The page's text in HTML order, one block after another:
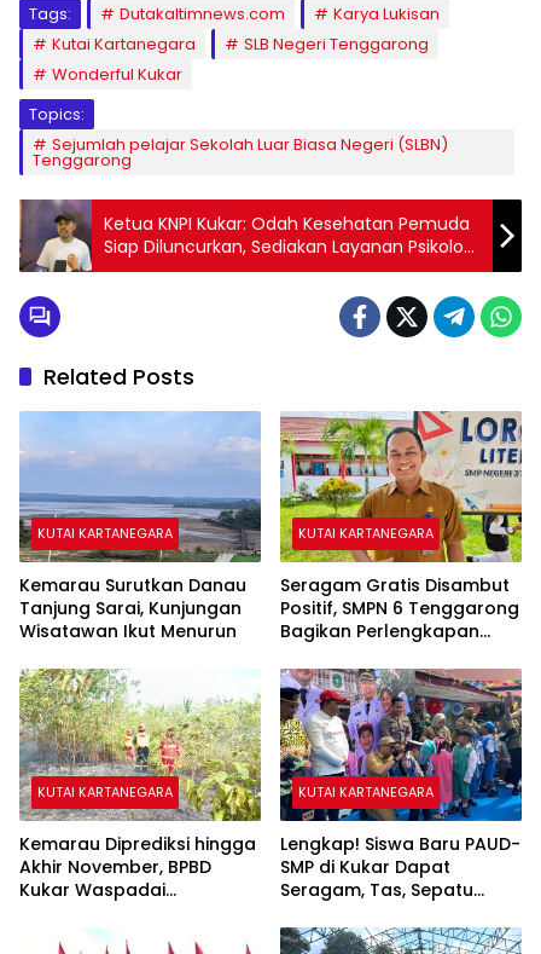
Tags: Dutakaltimnews.com
Karya Lukisan
Kutai Kartanegara
SLB Negeri Tenggarong
Wonderful Kukar
Topics:
Sejumlah pelajar Sekolah Luar Biasa Negeri (SLBN)
Tenggarong
Ketua KNPI Kukar: Odah Kesehatan Pemuda
Siap Diluncurkan, Sediakan Layanan Psikolog
Gratis
Related Posts
KUTAI KARTANEGARA
Kemarau Surutkan Danau
Tanjung Sarai, Kunjungan
Wisatawan Ikut Menurun
KUTAI KARTANEGARA
Seragam Gratis Disambut
Positif, SMPN 6 Tenggarong
Bagikan Perlengkapan
KUTAI KARTANEGARA
Kemarau Diprediksi hingga
Akhir November, BPBD
Kukar Waspadai
KUTAI KARTANEGARA
Lengkap! Siswa Baru PAUD-
SMP di Kukar Dapat
Seragam, Tas, Sepatu